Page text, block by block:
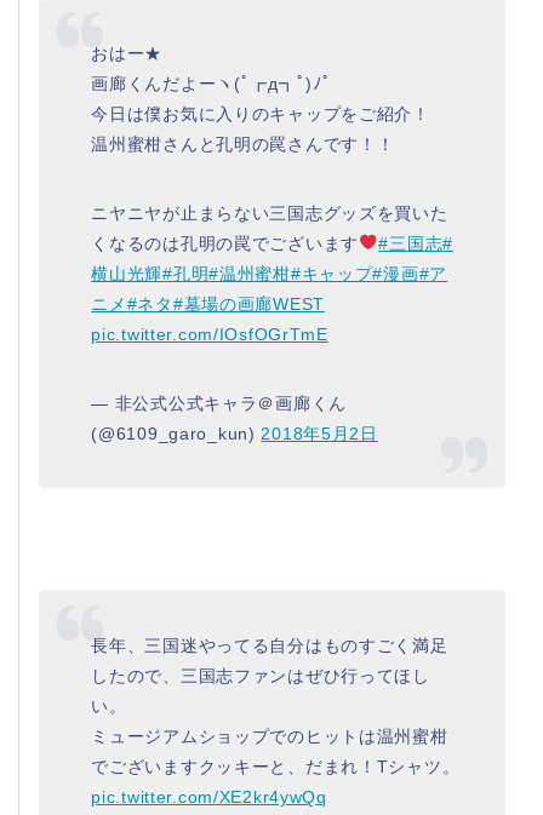
おはー★
画廊くんだよーヽ(ﾟ┏д┓ﾟ)ﾉﾟ
今日は僕お気に入りのキャップをご紹介！
温州蜜柑さんと孔明の罠さんです！！
ニヤニヤが止まらない三国志グッズを買いた
くなるのは孔明の罠でございます
#三国志#
横山光輝#孔明#温州蜜柑#キャップ#漫画#ア
ニメ#ネタ#墓場の画廊WEST
pic.twitter.com/IOsfOGrTmE
— 非公式公式キャラ＠画廊くん
(@6109_garo_kun) 2018年5月2日
長年、三国迷やってる自分はものすごく満足
したので、三国志ファンはぜひ行ってほし
い。
ミュージアムショップでのヒットは温州蜜柑
でございますクッキーと、だまれ！Tシャツ。
pic.twitter.com/XE2kr4ywQq